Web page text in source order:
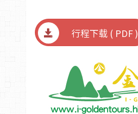
行程下载 ( PDF )